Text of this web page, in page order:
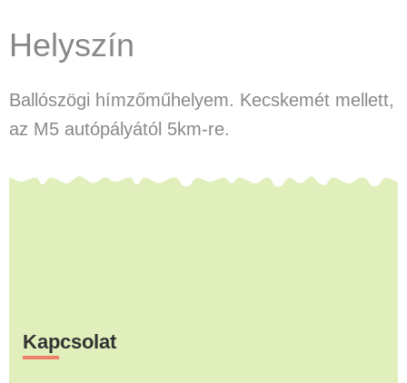
Helyszín
Ballószögi hímzőműhelyem. Kecskemét mellett,
az M5 autópályától 5km-re.
Kapcsolat